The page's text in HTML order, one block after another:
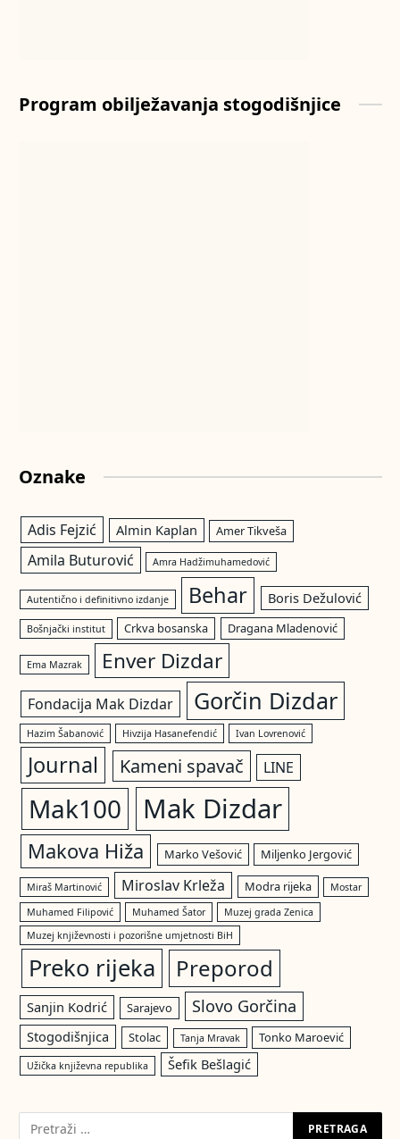
Program obilježavanja stogodišnjice
Oznake
Adis Fejzić Almin Kaplan Amer Tikveša
Amila Buturović Amra Hadžimuhamedović
Autentično i definitivno izdanje Behar Boris Dežulović
Bošnjački institut Crkva bosanska Dragana Mladenović
Ema Mazrak Enver Dizdar
Fondacija Mak Dizdar Gorčin Dizdar
Hazim Šabanović Hivzija Hasanefendić Ivan Lovrenović
Journal Kameni spavač LINE
Mak100 Mak Dizdar
Makova Hiža Marko Vešović Miljenko Jergović
Miraš Martinović Miroslav Krleža Modra rijeka
Mostar
Muhamed Filipović
Muhamed Šator
Muzej grada Zenica
Muzej književnosti i pozorišne umjetnosti BiH
Preko rijeka Preporod
Sanjin Kodrić Sarajevo Slovo Gorčina
Stogodišnjica Stolac Tanja Mravak Tonko Maroević
Užička književna republika Šefik Bešlagić